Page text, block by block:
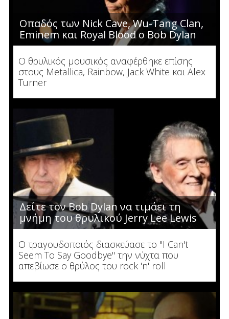
Οπαδός των Nick Cave, Wu-Tang Clan,
Eminem και Royal Blood o Bob Dylan
Ο θρυλικός μουσικός αναφέρθηκε επίσης
στους Metallica, Rainbow, Jack White και Alex
Turner
Δείτε τον Bob Dylan να τιμάει τη
μνήμη του θρυλικού Jerry Lee Lewis
O τραγουδοποιός διασκεύασε το "I Can't
Seem To Say Goodbye" την νύχτα που
απεβίωσε ο θρύλος του rock 'n' roll